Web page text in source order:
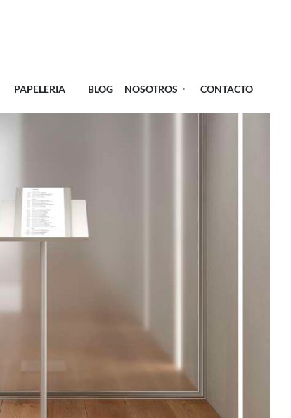
PAPELERIA BLOG NOSOTROS CONTACTO